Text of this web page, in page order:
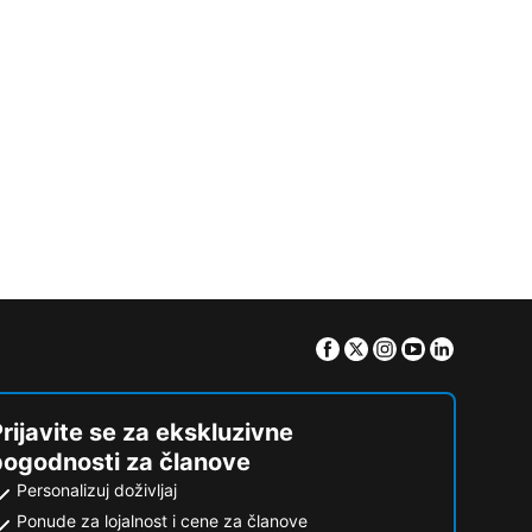
Facebook
TwitterInstagram
Youtube
se za ekskluzivne
za članove
Personalizuj doživljaj
Ponude za lojalnost i cene za članove